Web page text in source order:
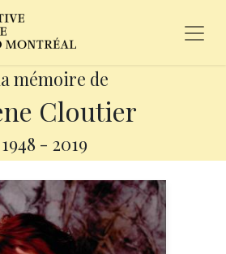
mémoire de
Cloutier
1948 - 2019